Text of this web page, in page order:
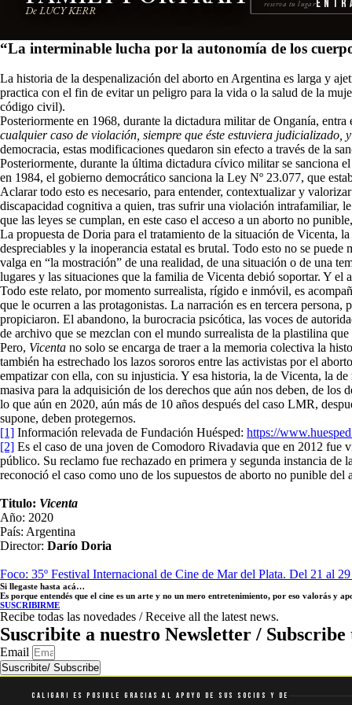
De LUCY KERR
reserva tu lugar
“La interminable lucha por la autonomía de los
La historia de la despenalización del aborto en Argentina es larga y
practica con el fin de evitar un peligro para la vida o la salud de la
código civil).
Posteriormente en 1968, durante la dictadura militar de Onganía,
cualquier caso de violación, siempre que éste estuviera judicializado,
democracia, estas modificaciones quedaron sin efecto a través de la
Posteriormente, durante la última dictadura cívico militar se sanciona
en 1984, el gobierno democrático sanciona la Ley Nº 23.077, que
Aclarar todo esto es necesario, para entender, contextualizar y
discapacidad cognitiva a quien, tras sufrir una violación intrafamiliar,
que las leyes se cumplan, en este caso el acceso a un aborto no
La propuesta de Doria para el tratamiento de la situación de Vicenta,
despreciables y la inoperancia estatal es brutal. Todo esto no se
valga en “la mostración” de una realidad, de una situación o de una
lugares y las situaciones que la familia de Vicenta debió soportar. Y
Todo este relato, por momento surrealista, rígido e inmóvil, es
que le ocurren a las protagonistas. La narración es en tercera
propiciaron. El abandono, la burocracia psicótica, las voces de
de archivo que se mezclan con el mundo surrealista de la plastilina
Pero, Vicenta no solo se encarga de traer a la memoria colectiva la
también ha estrechado los lazos sororos entre las activistas por el
empatizar con ella, con su injusticia. Y esa historia, la de Vicenta, la
masiva para la adquisición de los derechos que aún nos deben, de los
lo que aún en 2020, aún más de 10 años después del caso LMR,
supone, deben protegernos.
[1] Información relevada de Fundación Huésped: https://
[2] Es el caso de una joven de Comodoro Rivadavia que en 2012 fue
público. Su reclamo fue rechazado en primera y segunda instancia
reconoció el caso como uno de los supuestos de aborto no punible
Titulo: Vicenta
Año: 2020
País: Argentina
Director: Darío Doria
Foco: 35º Festival Internacional de Cine de Mar del Plata. Del 21 al
Si llegaste hasta acá…
Es porque entendés que el cine es un arte y no un mero entretenimiento, por eso valorás y
SUSCRIBIRME
Recibe todas las novedades / Receive all the latest news.
Suscribite a nuestro Newsletter /
Email
Suscribite/ Subscribe
Caligari es posible gracias al apoyo de sus socios y de